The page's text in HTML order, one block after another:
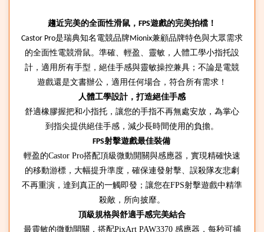
趨近完美的全面性滑鼠， FPS遊戲的完美拍檔！
Castor Pro是瑞典知名電競品牌Mionix兼顧品牌特色與大眾需求
的全面性電競滑鼠。準確、輕盈、靈敏，人體工學小指托設
計，適用所有手型，絕佳手感與靈敏操控兼具；不論是電競
遊戲還是文書辦公，適用任何場合，符合所有需求！
人體工學設計 ，打造絕佳手感
舒適橡膠握把和小指托，讓您的手指不再無處安放，為掌心
到指尖提供絕佳手感，減少長時間使用的負擔。
FPS射擊遊戲最佳裝備
輕盈的Castor Pro搭配頂級微動開關與感應器，實現精確快速
的移動游標，大幅提升準度，確保連發射擊、誤殺隊友悲劇
不再重演，達到真正的一觸即發 ；讓您在FPS射擊遊戲中精準
殺敵，所向披靡。
頂級規格與舒適手感完美結合
最靈敏的微動開關，搭配PixArt PAW3370 感應器，每秒可捕